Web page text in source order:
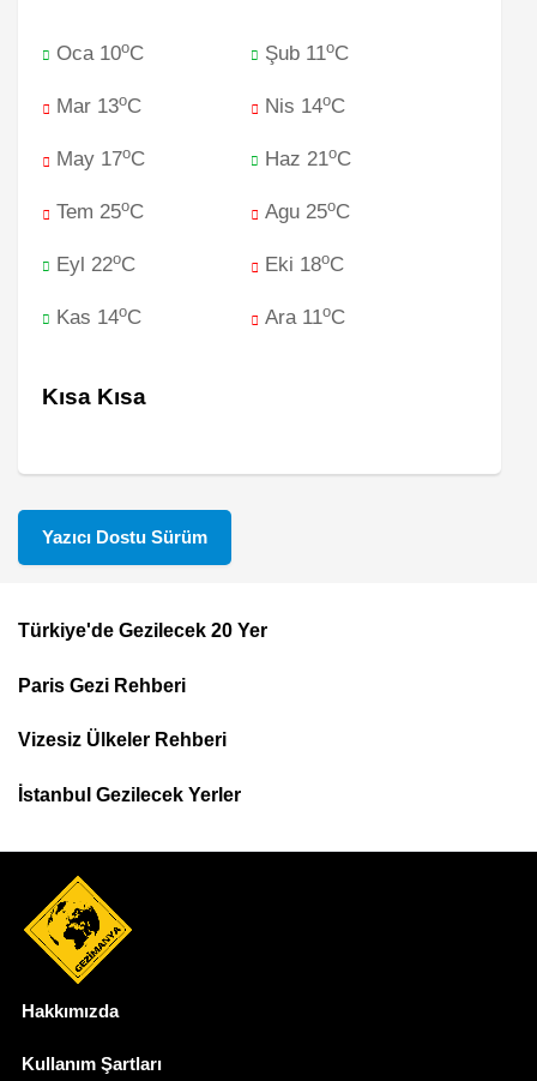
Oca 10oC Şub 11oC
Mar 13oC Nis 14oC
May 17oC Haz 21oC
Tem 25oC Agu 25oC
Eyl 22oC Eki 18oC
Kas 14oC Ara 11oC
Kısa Kısa
Yazıcı Dostu Sürüm
Footer
Top
Menu
Türkiye'de Gezilecek 20 Yer
Paris Gezi Rehberi
Vizesiz Ülkeler Rehberi
İstanbul Gezilecek Yerler
Hakkımızda
Kullanım Şartları